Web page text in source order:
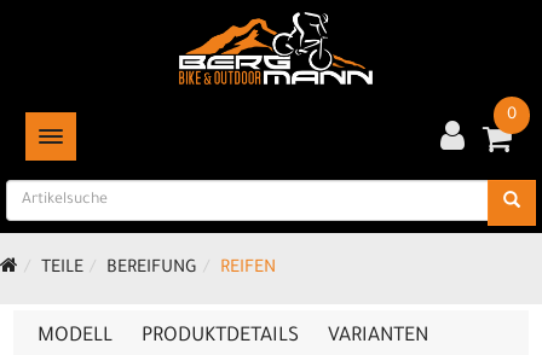
TOGGLE NAVIGATION
0
TEILE BEREIFUNG REIFEN
MODELL PRODUKTDETAILS VARIANTEN